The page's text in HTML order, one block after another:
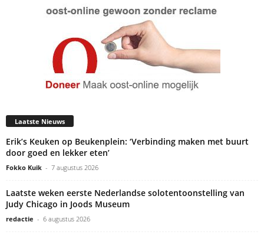
Laatste Nieuws
Erik’s Keuken op Beukenplein: ‘Verbinding maken met buurt
door goed en lekker eten’
Fokko Kuik - 7 augustus 2026
Laatste weken eerste Nederlandse solotentoonstelling van
Judy Chicago in Joods Museum
redactie - 6 augustus 2026